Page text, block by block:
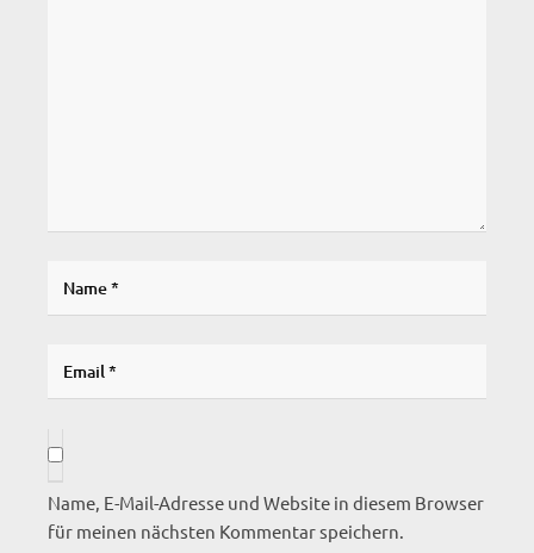
Name, E-Mail-Adresse und Website in diesem Browser
für meinen nächsten Kommentar speichern.